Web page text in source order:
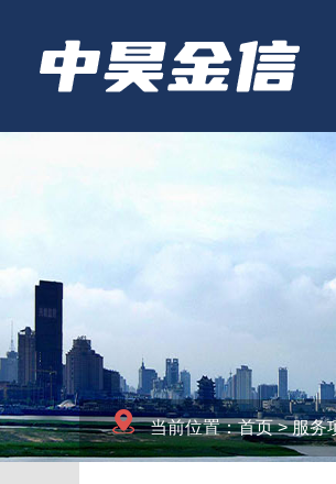
当前位置：首页> 服务